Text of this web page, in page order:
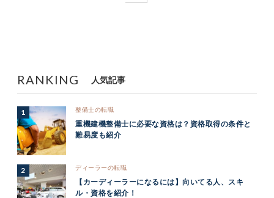
RANKING 人気記事
整備士の転職
重機建機整備士に必要な資格は？資格取得の条件と
難易度も紹介
ディーラーの転職
【カーディーラーになるには】向いてる人、スキ
ル・資格を紹介！